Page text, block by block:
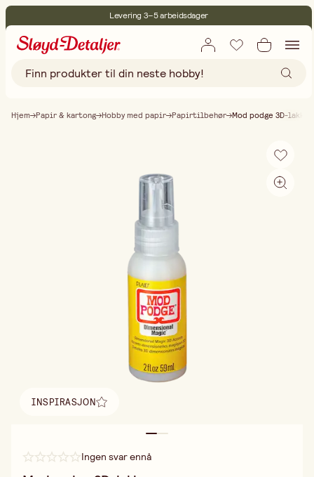
Levering 3–5 arbeidsdager
Fri frakt ved kjøp over 499:-
Hjem Papir & kartong Hobby med papir Papirtilbehør Mod podge 3D-lakk
INSPIRASJON
Finn inspirasjon
Ingen svar ennå